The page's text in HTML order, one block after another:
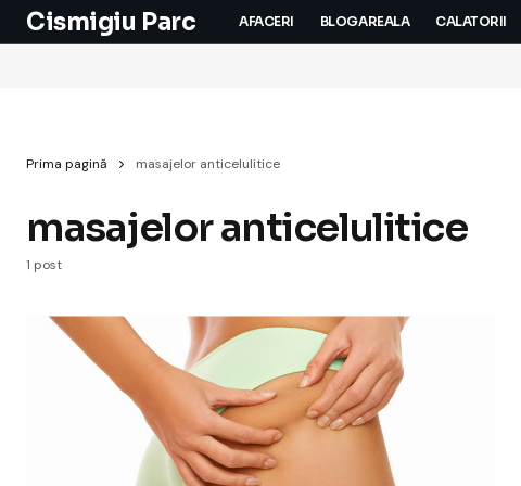
Cismigiu Parc AFACERI BLOGAREALA CALATORII
Prima pagină masajelor anticelulitice
masajelor anticelulitice
1 post